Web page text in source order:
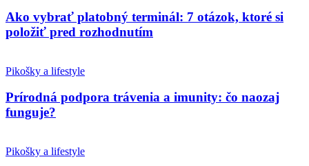
Ako vybrať platobný terminál: 7 otázok, ktoré si
položiť pred rozhodnutím
Pikošky a lifestyle
Prírodná podpora trávenia a imunity: čo naozaj
funguje?
Pikošky a lifestyle